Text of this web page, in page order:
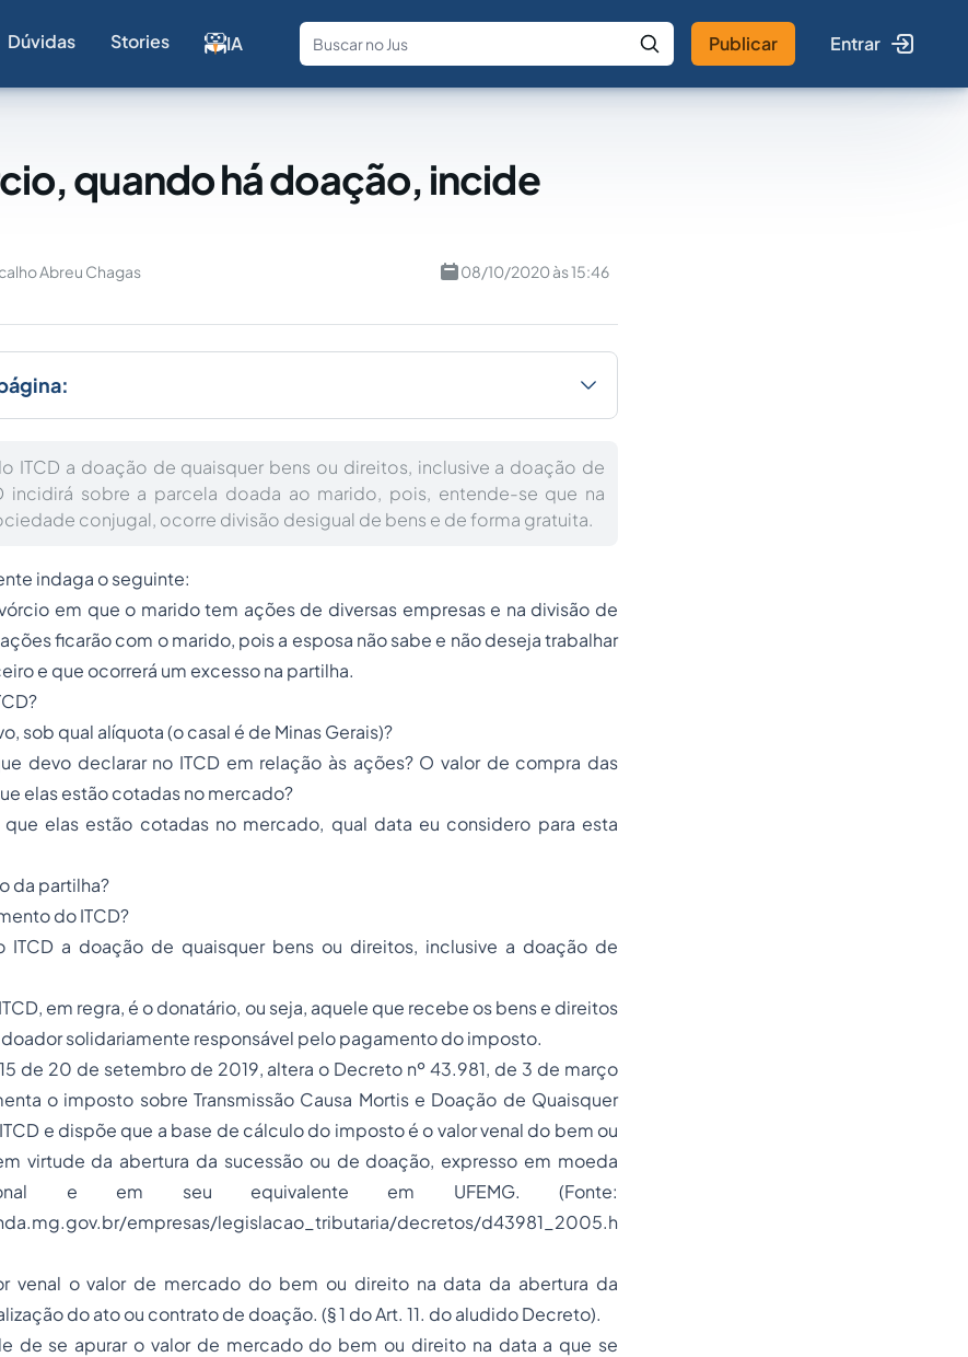
Dúvidas Stories IA
Fale com a IA Buscar no Jus
Publicar Entrar
quando há doação, incide
Abreu Chagas 08/10/2020 às 15:46
ITCD a doação de quaisquer bens ou direitos, inclusive a doação de
incidirá sobre a parcela doada ao marido, pois, entende-se que na
conjugal, ocorre divisão desigual de bens e de forma gratuita.
indaga o seguinte:
em que o marido tem ações de diversas empresas e na divisão de
ficarão com o marido, pois a esposa não sabe e não deseja trabalhar
e que ocorrerá um excesso na partilha.
sob qual alíquota (o casal é de Minas Gerais)?
devo declarar no ITCD em relação às ações? O valor de compra das
elas estão cotadas no mercado?
elas estão cotadas no mercado, qual data eu considero para esta
da partilha?
do ITCD?
ITCD a doação de quaisquer bens ou direitos, inclusive a doação de
em regra, é o donatário, ou seja, aquele que recebe os bens e direitos
solidariamente responsável pelo pagamento do imposto.
de 20 de setembro de 2019, altera o Decreto nº 43.981, de 3 de março
o imposto sobre Transmissão Causa Mortis e Doação de Quaisquer
e dispõe que a base de cálculo do imposto é o valor venal do bem ou
virtude da abertura da sucessão ou de doação, expresso em moeda
e em seu equivalente em UFEMG. (Fonte:
empresas/legislacao_tributaria/decretos/d43981_2005.h
venal o valor de mercado do bem ou direito na data da abertura da
do ato ou contrato de doação. (§ 1 do Art. 11. do aludido Decreto).
de se apurar o valor de mercado do bem ou direito na data a que se